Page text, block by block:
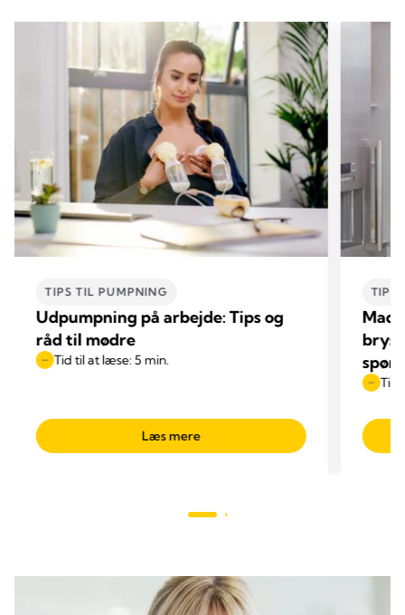
TIPS TIL PUMPNING
Udpumpning på arbejde: Tips og
råd til mødre
Tid til at læse: 5 min.
Læs mere
TIPS
Tid